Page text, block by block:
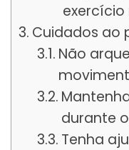
Cuidados ao
Não
durante
Tenha